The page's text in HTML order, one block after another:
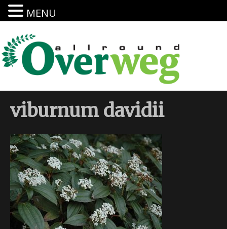
viburnum davidii
MENU